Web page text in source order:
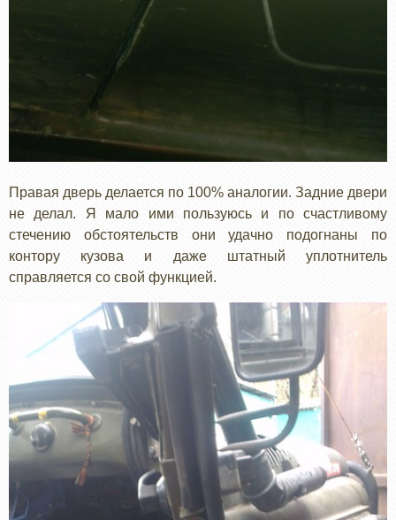
Правая дверь делается по 100% аналогии. Задние двери
не делал. Я мало ими пользуюсь и по счастливому
стечению обстоятельств они удачно подогнаны по
контору кузова и даже штатный уплотнитель
справляется со свой функцией.